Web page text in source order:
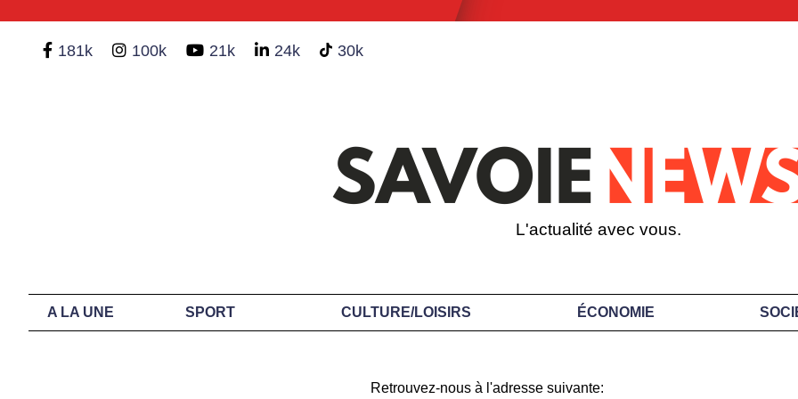
181k 100k 21k 24k 30k
L'actualité avec vous.
A LA UNE SPORT CULTURE/LOISIRS ÉCONOMIE
Retrouvez-nous à l'adresse suivante: